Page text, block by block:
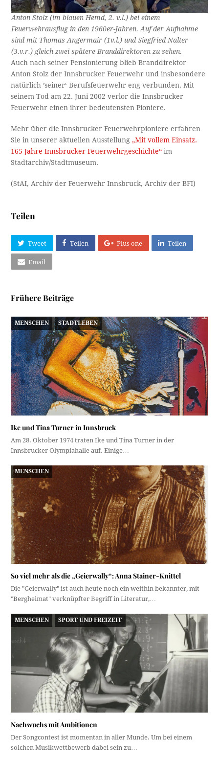
Anton Stolz (im blauen Hemd, 2. v.l.) bei einem
Feuerwehrausflug in den 1960er-Jahren. Auf der Aufnahme
sind mit Thomas Angermair (1v.l.) und Siegfried Nalter
(3.v.r.) gleich zwei spätere Branddirektoren zu sehen.
Auch nach seiner Pensionierung blieb Branddirektor
Anton Stolz der Innsbrucker Feuerwehr und insbesondere
natürlich ’seiner‘ Berufsfeuerwehr eng verbunden. Mit
seinem Tod am 22. Juni 2002 verlor die Innsbrucker
Feuerwehr einen ihrer bedeutensten Pioniere.
Mehr über die Innsbrucker Feuerwehrpioniere erfahren
Sie in unserer aktuellen Ausstellung„Mit vollem Einsatz.
165 Jahre Innsbrucker Feuerwehrgeschichte“ im
Stadtarchiv/Stadtmuseum.
(StAI, Archiv der Feuerwehr Innsbruck, Archiv der BFI)
Teilen
Tweet Teilen Plus one Teilen
Email
Frühere Beiträge
MENSCHEN STADTLEBEN
Ike und Tina Turner in Innsbruck
Am 28. Oktober 1974 traten Ike und Tina Turner in der
Innsbrucker Olympiahalle auf. Einige…
MENSCHEN
So viel mehr als die „Geierwally“: Anna Stainer-Knittel
Die "Geierwally" ist auch heute noch ein weithin bekannter, mit
"Bergheimat" verknüpfter Begriff in Literatur,…
MENSCHEN SPORT UND FREIZEIT
Nachwuchs mit Ambitionen
Der Songcontest ist momentan in aller Munde. Um bei einem
solchen Musikwettbewerb dabei sein zu…